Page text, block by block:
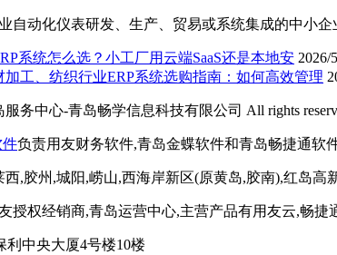
自动化仪表研发、生产、贸易或系统集成的中小
系统怎么选？小工厂用云端SaaS还是本地安 2026/
工、纺织行业ERP系统选购指南：如何高效管理
务中心-青岛畅学信息科技有限公司 All rights
件负责用友财务软件,青岛金蝶软件和青岛畅捷通软
,胶州,城阳,崂山,西海岸新区(原黄岛,胶南),红岛高
授权经销商,青岛运营中心,主营产品有用友云,畅
利中央大厦4号楼10楼